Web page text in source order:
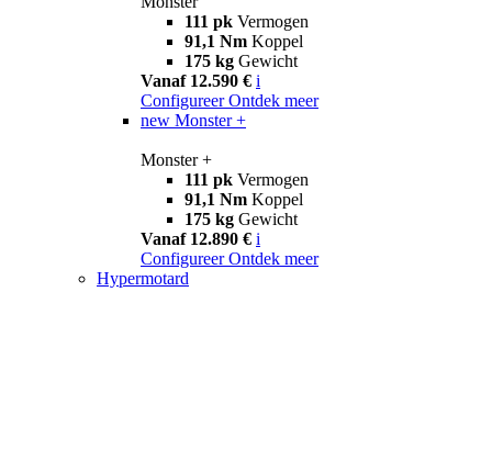
111 pk Vermogen
91,1 Nm Koppel
175 kg Gewicht
Vanaf 12.590 € i
Configureer Ontdek meer
new Monster +
Monster +
111 pk Vermogen
91,1 Nm Koppel
175 kg Gewicht
Vanaf 12.890 € i
Configureer Ontdek meer
Hypermotard